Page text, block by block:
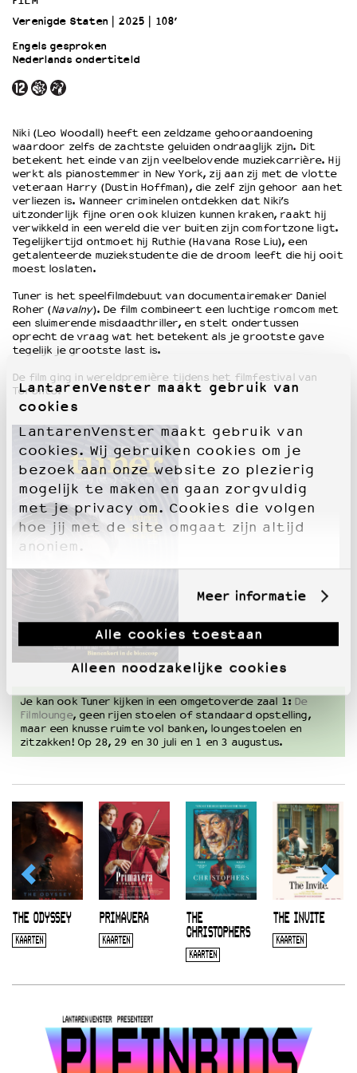
LantarenVenster maakt gebruik van
cookies
LantarenVenster maakt gebruik van
cookies. Wij gebruiken cookies om je
bezoek aan onze website zo plezierig
mogelijk te maken en gaan zorgvuldig
met je privacy om. Cookies die volgen
hoe jij met de site omgaat zijn altijd
anoniem.
Meer informatie
Alle cookies toestaan
Alleen noodzakelijke cookies
OVER LANTARENVENSTER
Wat we doen
Werken bij
Wie is wie
Historie
Partners
Huisregels
Privacyverklaring
Integriteits- en gedragscode
Duurzaamheid
Culturele boycot Israël
Ruimte voor artistieke vrijheid – VNPF
Verenigde Staten
2025
108’
Engels gesproken
Nederlands ondertiteld
Niki (Leo Woodall) heeft een zeldzame gehooraandoening
waardoor zelfs de zachtste geluiden ondraaglijk zijn. Dit
betekent het einde van zijn veelbelovende muziekcarrière. Hij
werkt als pianostemmer in New York, zij aan zij met de vlotte
veteraan Harry (Dustin Hoffman), die zelf zijn gehoor aan het
verliezen is. Wanneer criminelen ontdekken dat Niki’s
uitzonderlijk fijne oren ook kluizen kunnen kraken, raakt hij
verwikkeld in een wereld die ver buiten zijn comfortzone ligt.
Tegelijkertijd ontmoet hij Ruthie (Havana Rose Liu), een
getalenteerde muziekstudente die de droom leeft die hij ooit
moest loslaten.
Tuner is het speelfilmdebuut van documentairemaker Daniel
Roher (Navalny). De film combineert een luchtige romcom met
een sluimerende misdaadthriller, en stelt ondertussen
oprecht de vraag wat het betekent als je grootste gave
tegelijk je grootste last is.
De film ging in wereldpremière tijdens het filmfestival van
Toronto.
Je kan ook Tuner kijken in een omgetoverde zaal 1: De
Filmlounge, geen rijen stoelen of standaard opstelling,
maar een knusse ruimte vol banken, loungestoelen en
zitzakken! Op 28, 29 en 30 juli en 1 en 3 augustus.
THE ODYSSEY
KAARTEN
PRIMAVERA
KAARTEN
THE
CHRISTOPHERS
KAARTEN
THE INVITE
KAARTEN